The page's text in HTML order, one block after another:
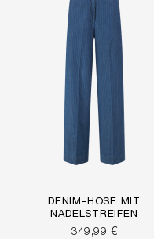
DENIM-HOSE MIT
NADELSTREIFEN
349,99 €